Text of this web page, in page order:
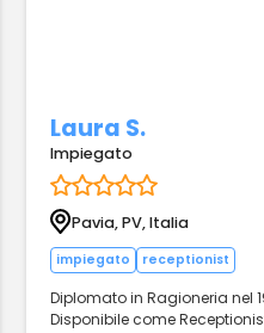
Laura S.
Impiegato
Pavia, PV, Italia
impiegato receptionist
Diplomato in Ragioneria nel
Disponibile come